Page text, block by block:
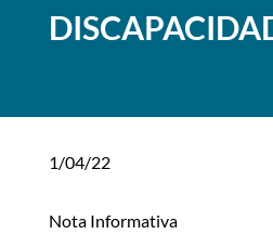
1/04/22
Nota Informativa